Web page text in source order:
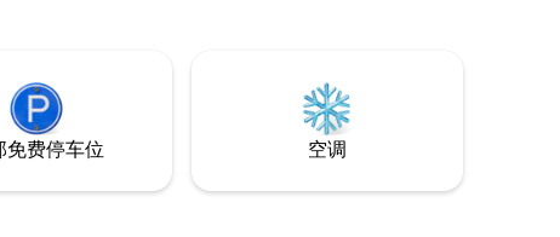
场15分钟车程。无线网络 街边可以免费停
免费停车位 空调